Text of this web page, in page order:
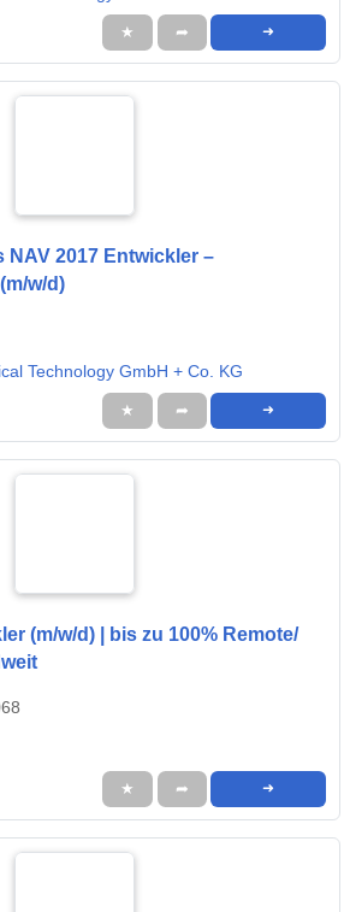
★ ➦ ➜
NAV 2017 Entwickler –
w/d)
Technology GmbH + Co. KG
★ ➦ ➜
(m/w/d) | bis zu 100% Remote/
★ ➦ ➜